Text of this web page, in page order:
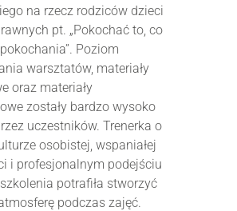
na rzecz rodziców dzieci
pt. „Pokochać to, co
Poziom
warsztatów, materiały
oraz materiały
zostały bardzo wysoko
uczestników. Trenerka o
osobistej, wspaniałej
i profesjonalnym podejściu
potrafiła stworzyć
podczas zajęć.